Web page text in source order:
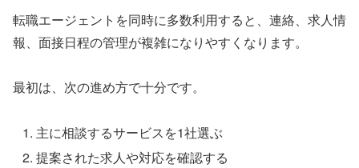
転職エージェントを同時に多数利用すると、連絡、求人情
報、面接日程の管理が複雑になりやすくなります。
最初は、次の進め方で十分です。
主に相談するサービスを1社選ぶ
提案された求人や対応を確認する